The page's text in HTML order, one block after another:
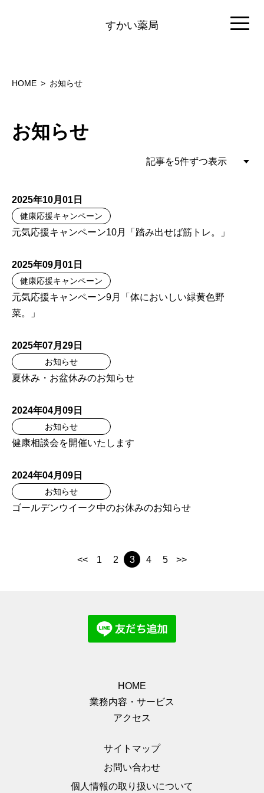
すかい薬局
HOME お知らせ
お知らせ
2025年10月01日
健康応援キャンペーン
元気応援キャンペーン10月「踏み出せば筋トレ。」
2025年09月01日
健康応援キャンペーン
元気応援キャンペーン9月「体においしい緑黄色野
菜。」
2025年07月29日
お知らせ
夏休み・お盆休みのお知らせ
2024年04月09日
お知らせ
健康相談会を開催いたします
2024年04月09日
お知らせ
ゴールデンウイーク中のお休みのお知らせ
<< 1 2 3 4 5 >>
HOME
業務内容・サービス
アクセス
サイトマップ
お問い合わせ
個人情報の取り扱いについて